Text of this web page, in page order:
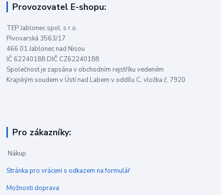
Provozovatel E-shopu:
TEP Jablonec spol. s r.o.
Pivovarská 3563/17
466 01 Jablonec nad Nisou
IČ 62240188 DIČ CZ62240188
Společnost je zapsána v obchodním rejstříku vedeném
Krajským soudem v Ústí nad Labem v oddílu C, vložka č. 7920
Pro zákazníky:
Nákup
Stránka pro vrácení s odkazem na formulář
Možnosti doprava